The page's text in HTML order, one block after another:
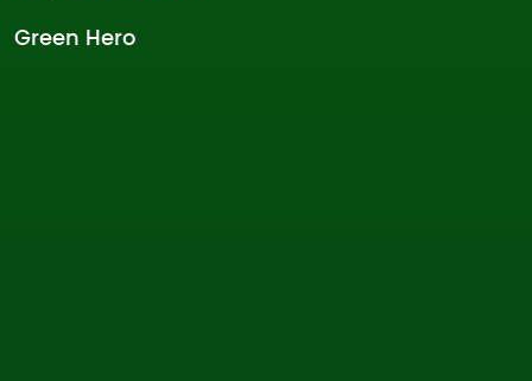
Green Hero